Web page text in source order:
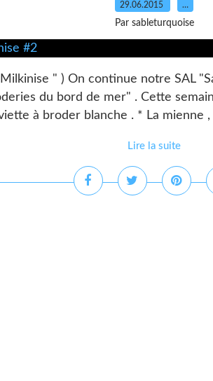
29.06.2015 …
Par sableturquoise
" ) On continue notre SAL
du bord de mer" . Cette
à broder blanche . * La mienne ,
Lire la suite